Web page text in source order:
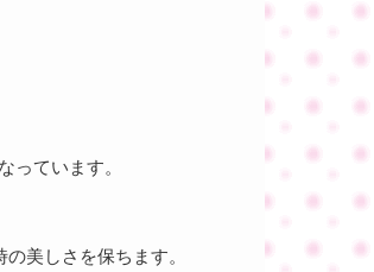
っています。
美しさを保ちます。